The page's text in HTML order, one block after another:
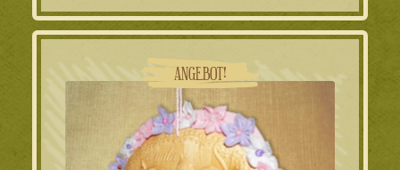
19.90€15.90€.
ANGEBOT!